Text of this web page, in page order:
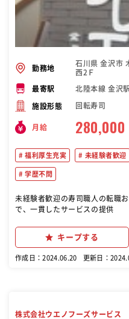
勤務地
石川県 金沢市
西2Ｆ
最寄駅 北陸本線 金沢駅
施設形態 回転寿司
月給 280,000
福利厚生充実 未経験者歓迎
学歴不問
未経験者歓迎の寿司職人の転職おすすめ求
で、一貫したサービスの提供
キープする
作成日：2024.06.20 更新日：
株式会社ウエノフーズサービス